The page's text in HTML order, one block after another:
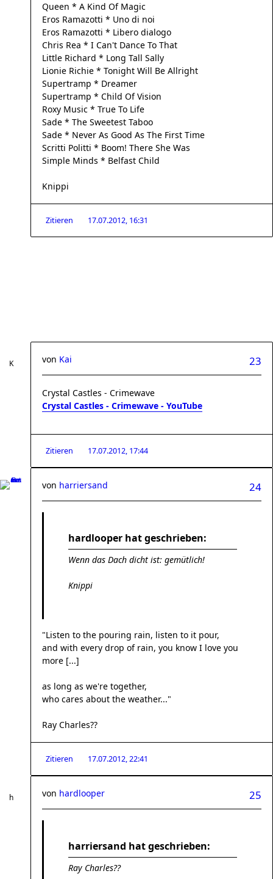
Queen * A Kind Of Magic
Eros Ramazotti * Uno di noi
Eros Ramazotti * Libero dialogo
Chris Rea * I Can't Dance To That
Little Richard * Long Tall Sally
Lionie Richie * Tonight Will Be Allright
Supertramp * Dreamer
Supertramp * Child Of Vision
Roxy Music * True To Life
Sade * The Sweetest Taboo
Sade * Never As Good As The First Time
Scritti Politti * Boom! There She Was
Simple Minds * Belfast Child
Knippi
Zitieren 17.07.2012, 16:31
23
von Kai
Crystal Castles - Crimewave
Crystal Castles - Crimewave - YouTube
Zitieren 17.07.2012, 17:44
24
von harriersand
hardlooper hat geschrieben:
Wenn das Dach dicht ist: gemütlich!
Knippi
"Listen to the pouring rain, listen to it pour,
and with every drop of rain, you know I love you
more [...]
as long as we're together,
who cares about the weather..."
Ray Charles??
Zitieren 17.07.2012, 22:41
25
von hardlooper
harriersand hat geschrieben:
Ray Charles??